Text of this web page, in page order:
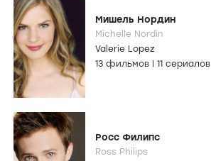
Мишель Нордин
Michelle Nordin
Valerie Lopez
13 фильмов
11 сериалов
Росс Филипс
Ross Philips